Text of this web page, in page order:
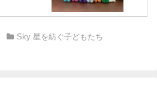
Sky 星を紡ぐ子どもたち